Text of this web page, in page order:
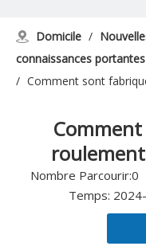
Domicile /
connaissances portantes
/ Comment sont
Nombre Parcourir:0
Temps: